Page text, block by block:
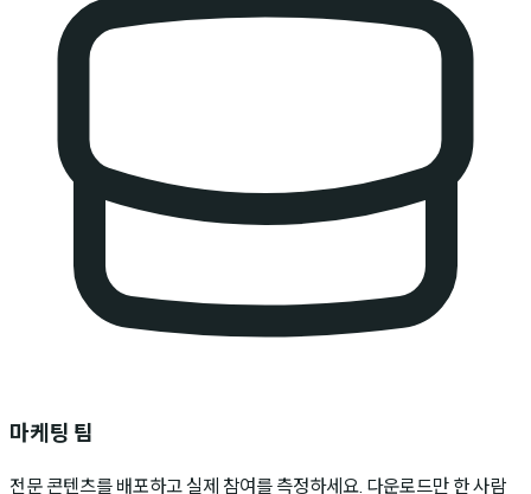
마케팅 팀
전문 콘텐츠를 배포하고 실제 참여를 측정하세요. 다운로드만 한 사람